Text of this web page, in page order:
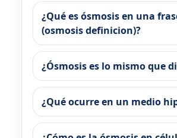
¿Qué es ósmosis en una
(osmosis definicion)?
¿Ósmosis es lo mismo que
¿Qué ocurre en un medio